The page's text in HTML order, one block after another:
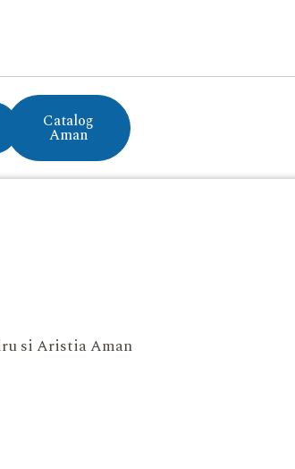
Catalog
Aman
si Aristia Aman